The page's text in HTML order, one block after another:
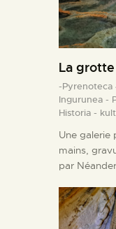
La
-Pyrenoteca
Ingurunea -
Historia -
Une galerie
mains,
par